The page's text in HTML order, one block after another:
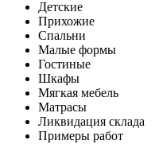
Детские
Прихожие
Спальни
Малые формы
Гостиные
Шкафы
Мягкая мебель
Матрасы
Ликвидация склада
Примеры работ